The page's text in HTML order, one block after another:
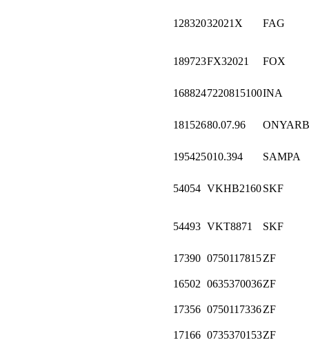
12832032021X FAG
189723FX32021 FOX
1688247220815100INA
18152680.07.96
195425010.394 SAMPA
54054 VKHB2160SKF
54493 VKT8871 SKF
17390 0750117815ZF
16502 0635370036ZF
17356 0750117336ZF
17166 0735370153ZF